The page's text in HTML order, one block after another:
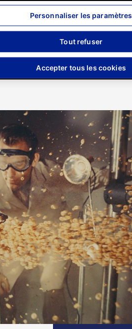
Recherche
Engagements
Personnaliser les paramètres
Tout refuser
Accepter tous les cookies